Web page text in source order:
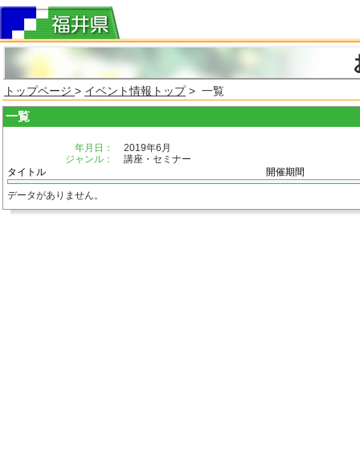
トップページ > イベント情報トップ> 一覧
一覧
年月日：
2019年6月
ジャンル：
講座・セミナー
タイトル
開催期間
データがありません。